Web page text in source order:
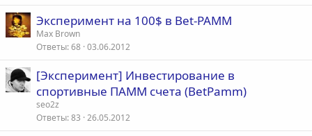
Эксперимент на 100$ в Bet-PAMM
Max Brown
Ответы 68 03.06.2012
[Эксперимент] Инвестирование в
спортивные ПАММ счета (BetPamm)
seo2z
Ответы 83 26.05.2012